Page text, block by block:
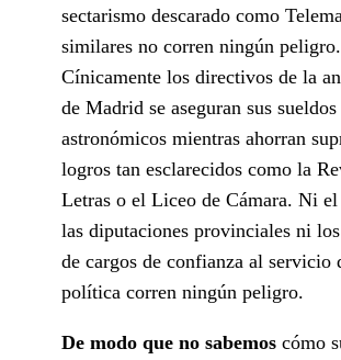
sectarismo descarado como
similares no corren ningún peligro.
Cínicamente los directivos de la
de Madrid se aseguran sus sueldos
astronómicos mientras ahorran
logros tan esclarecidos como la
Letras o el Liceo de Cámara. Ni el
las diputaciones provinciales ni
de cargos de confianza al servicio
política corren ningún peligro.
De modo que no sabemos cómo